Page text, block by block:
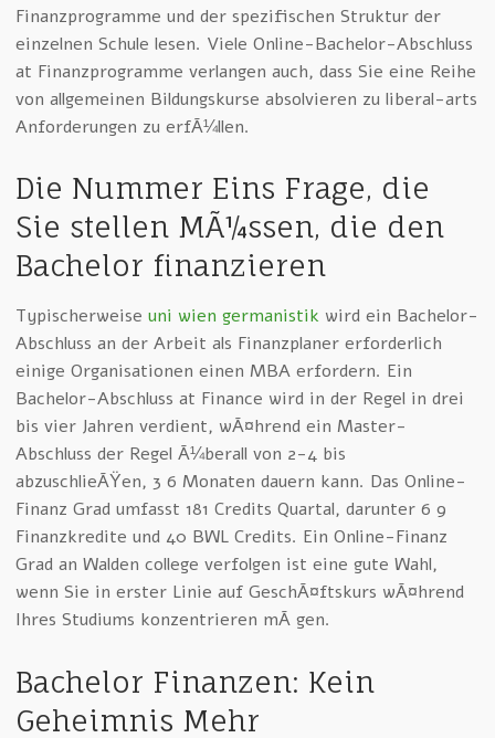
Finanzprogramme und der spezifischen Struktur der
einzelnen Schule lesen. Viele Online-Bachelor-Abschluss
at Finanzprogramme verlangen auch, dass Sie eine Reihe
von allgemeinen Bildungskurse absolvieren zu liberal-arts
Anforderungen zu erfÃ¼llen.
Die Nummer Eins Frage, die
Sie stellen MÃ¼ssen, die den
Bachelor finanzieren
Typischerweise uni wien germanistik wird ein Bachelor-
Abschluss an der Arbeit als Finanzplaner erforderlich
einige Organisationen einen MBA erfordern. Ein
Bachelor-Abschluss at Finance wird in der Regel in drei
bis vier Jahren verdient, wÃ¤hrend ein Master-
Abschluss der Regel Ã¼berall von 2-4 bis
abzuschlieÃŸen, 3 6 Monaten dauern kann. Das Online-
Finanz Grad umfasst 181 Credits Quartal, darunter 6 9
Finanzkredite und 40 BWL Credits. Ein Online-Finanz
Grad an Walden college verfolgen ist eine gute Wahl,
wenn Sie in erster Linie auf GeschÃ¤ftskurs wÃ¤hrend
Ihres Studiums konzentrieren mÃ¶gen.
Bachelor Finanzen: Kein
Geheimnis Mehr